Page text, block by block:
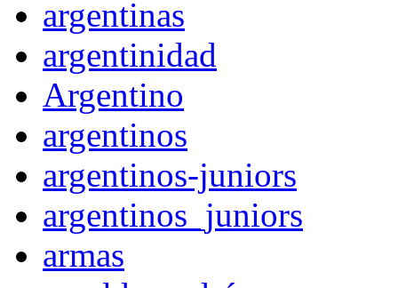
argentinas
argentinidad
Argentino
argentinos
argentinos-juniors
argentinos_juniors
armas